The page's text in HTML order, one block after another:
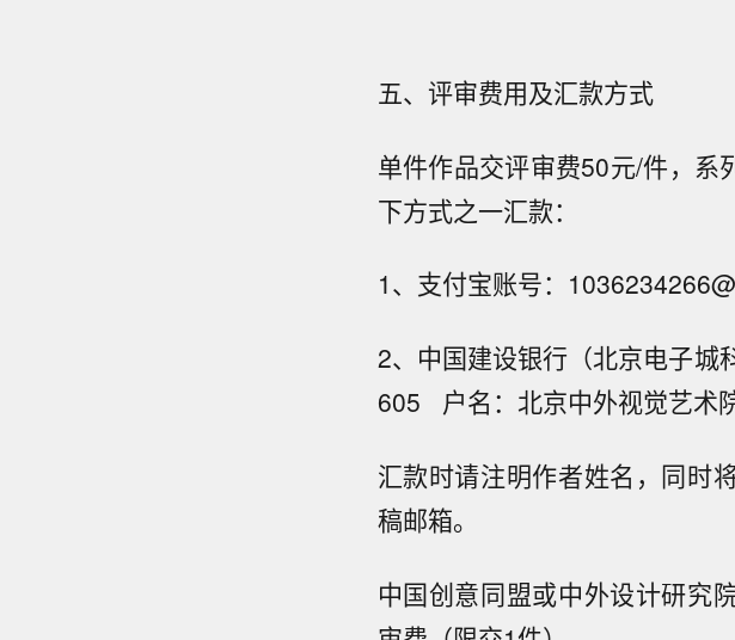
五、评审费用及汇款方式
单件作品交评审费50元/件，系
下方式之一汇款：
1、支付宝账号：
2、中国建设银行（北京电子
605 户名：北京中外视觉艺术
汇款时请注明作者姓名，同时
稿邮箱。
中国创意同盟或中外设计研究